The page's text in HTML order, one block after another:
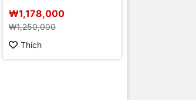
₩1,178,000
₩1,250,000
Thích